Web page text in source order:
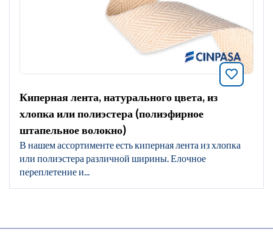
Киперная лента, натурального цвета, из
хлопка или полиэстера (полиэфирное
штапельное волокно)
В нашем ассортименте есть киперная лента из хлопка
или полиэстера различной ширины. Елочное
переплетение и...